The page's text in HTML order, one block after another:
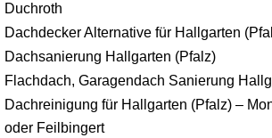
Duchroth
Dachdecker Alternative für Hallgarten
Dachsanierung Hallgarten (Pfalz)
Flachdach, Garagendach Sanierung
Dachreinigung für Hallgarten (Pfalz) –
oder Feilbingert